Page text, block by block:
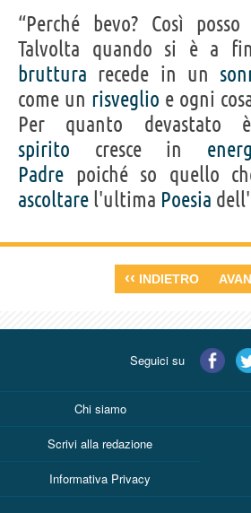
“Perché bevo? Così posso
Talvolta quando si è a
bruttura recede in un
come un risveglio e ogni
Per quanto
spirito cresce in
Padre poiché so quello
ascoltare l'ultima Poesia
‹‹ INDIETRO
Seguici su
Chi siamo
Scrivi alla redazione
Informativa Privacy